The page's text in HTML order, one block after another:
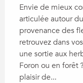
Envie de mieux
articulée autour
provenance des
retrouvez dans
une sortie aux
Foron ou en forêt
plaisir de...